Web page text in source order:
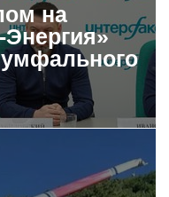
на